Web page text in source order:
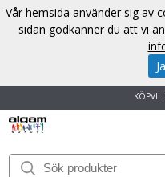
START
Vår hemsida använder sig av
sidan godkänner du att vi